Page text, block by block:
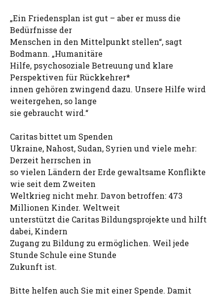
„Ein Friedensplan ist gut – aber er muss die
Bedürfnisse der
Menschen in den Mittelpunkt stellen“, sagt
Bodmann. „Humanitäre
Hilfe, psychosoziale Betreuung und klare
Perspektiven für Rückkehrer*
innen gehören zwingend dazu. Unsere Hilfe wird
weitergehen, so lange
sie gebraucht wird.“
Caritas bittet um Spenden
Ukraine, Nahost, Sudan, Syrien und viele mehr:
Derzeit herrschen in
so vielen Ländern der Erde gewaltsame Konflikte
wie seit dem Zweiten
Weltkrieg nicht mehr. Davon betroffen: 473
Millionen Kinder. Weltweit
unterstützt die Caritas Bildungsprojekte und hilft
dabei, Kindern
Zugang zu Bildung zu ermöglichen. Weil jede
Stunde Schule eine Stunde
Zukunft ist.
Bitte helfen auch Sie mit einer Spende. Damit